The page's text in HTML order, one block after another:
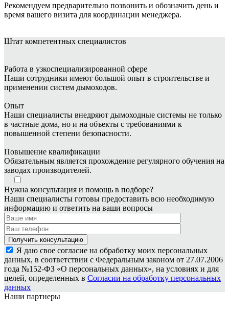
Рекомендуем предварительно позвонить и обозначить день и
время вашего визита для координации менеджера.
Штат компетентных специалистов
Работа в узкоспециализированной сфере
Наши сотрудники имеют большой опыт в строительстве и
применении систем дымоходов.
Опыт
Наши специалисты внедряют дымоходные системы не только
в частные дома, но и на объекты с требованиями к
повышенной степени безопасности.
Повышение квалификации
Обязательным является прохождение регулярного обучения на
заводах производителей.
Нужна консультация и помощь в подборе?
Наши специалисты готовы предоставить всю необходимую
информацию и ответить на ваши вопросы
Я даю свое согласие на обработку моих персональных
данных, в соответствии с Федеральным законом от 27.07.2006
года №152-ФЗ «О персональных данных», на условиях и для
целей, определенных в Согласии на обработку персональных
данных
Наши партнеры